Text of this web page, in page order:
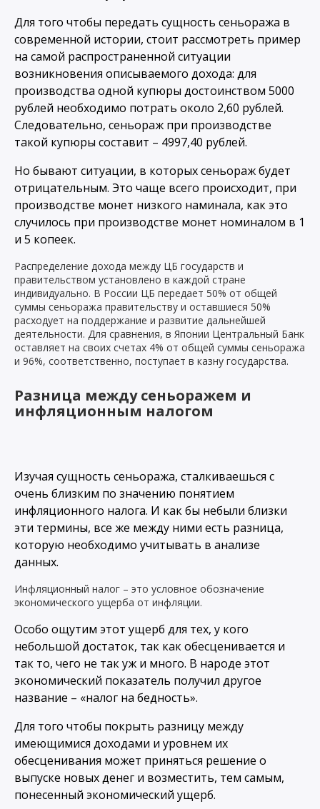
Для того чтобы передать сущность сеньоража в
современной истории, стоит рассмотреть пример
на самой распространенной ситуации
возникновения описываемого дохода: для
производства одной купюры достоинством 5000
рублей необходимо потрать около 2,60 рублей.
Следовательно, сеньораж при производстве
такой купюры составит – 4997,40 рублей.
Но бывают ситуации, в которых сеньораж будет
отрицательным. Это чаще всего происходит, при
производстве монет низкого наминала, как это
случилось при производстве монет номиналом в 1
и 5 копеек.
Распределение дохода между ЦБ государств и
правительством установлено в каждой стране
индивидуально. В России ЦБ передает 50% от общей
суммы сеньоража правительству и оставшиеся 50%
расходует на поддержание и развитие дальнейшей
деятельности. Для сравнения, в Японии Центральный Банк
оставляет на своих счетах 4% от общей суммы сеньоража
и 96%, соответственно, поступает в казну государства.
Разница между сеньоражем и
инфляционным налогом
Изучая сущность сеньоража, сталкиваешься с
очень близким по значению понятием
инфляционного налога. И как бы небыли близки
эти термины, все же между ними есть разница,
которую необходимо учитывать в анализе
данных.
Инфляционный налог – это условное обозначение
экономического ущерба от инфляции.
Особо ощутим этот ущерб для тех, у кого
небольшой достаток, так как обесценивается и
так то, чего не так уж и много. В народе этот
экономический показатель получил другое
название – «налог на бедность».
Для того чтобы покрыть разницу между
имеющимися доходами и уровнем их
обесценивания может приняться решение о
выпуске новых денег и возместить, тем самым,
понесенный экономический ущерб.